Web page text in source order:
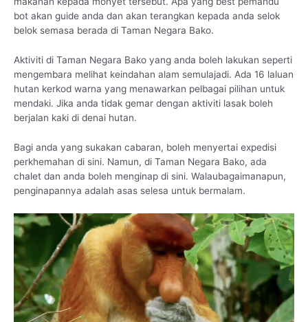
bot akan guide anda dan akan terangkan kepada anda selok
belok semasa berada di Taman Negara Bako.
Aktiviti di Taman Negara Bako yang anda boleh lakukan seperti
mengembara melihat keindahan alam semulajadi. Ada 16 laluan
hutan kerkod warna yang menawarkan pelbagai pilihan untuk
mendaki. Jika anda tidak gemar dengan aktiviti lasak boleh
berjalan kaki di denai hutan.
Bagi anda yang sukakan cabaran, boleh menyertai expedisi
perkhemahan di sini. Namun, di Taman Negara Bako, ada
chalet dan anda boleh menginap di sini. Walaubagaimanapun,
penginapannya adalah asas selesa untuk bermalam.